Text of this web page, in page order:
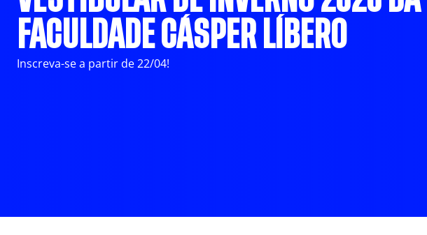
FACULDADE CÁSPER LÍBERO
Inscreva-se a partir de 22/04!